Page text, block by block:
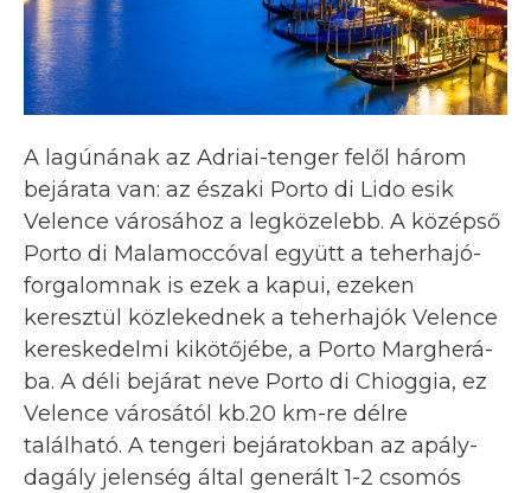
A lagúnának az Adriai-tenger felől három
bejárata van: az északi Porto di Lido esik
Velence városához a legközelebb. A középső
Porto di Malamoccóval együtt a teherhajó-
forgalomnak is ezek a kapui, ezeken
keresztül közlekednek a teherhajók Velence
kereskedelmi kikötőjébe, a Porto Margherá-
ba. A déli bejárat neve Porto di Chioggia, ez
Velence városától kb.20 km-re délre
található. A tengeri bejáratokban az apály-
dagály jelenség által generált 1-2 csomós